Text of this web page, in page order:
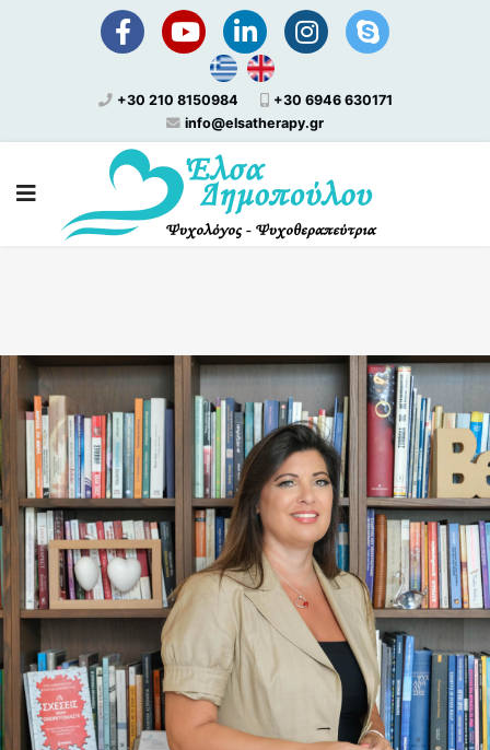
+30 210 8150984
+30 6946 630171
info@elsatherapy.gr